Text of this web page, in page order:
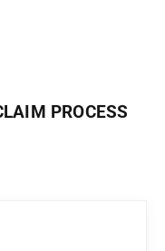
PROCESS